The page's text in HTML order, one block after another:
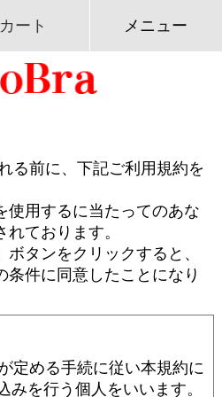
カート メニュー
る前に、下記ご利用規約を
使用するに当たってのあな
ております。
ボタンをクリックすると、
条件に同意したことになり